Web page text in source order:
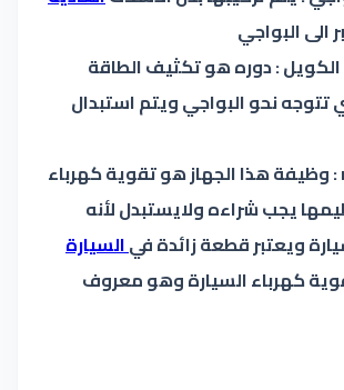
الى البواجي
الكويل : دوره هو تكثيف الطاقة
تتوجه نحو البواجي ويتم استبدال
يجب شراءه ولايستبدل لأنه
ويعتبر قطعة زائدة فيالسيارة
كهرباء السيارة وهو معروف